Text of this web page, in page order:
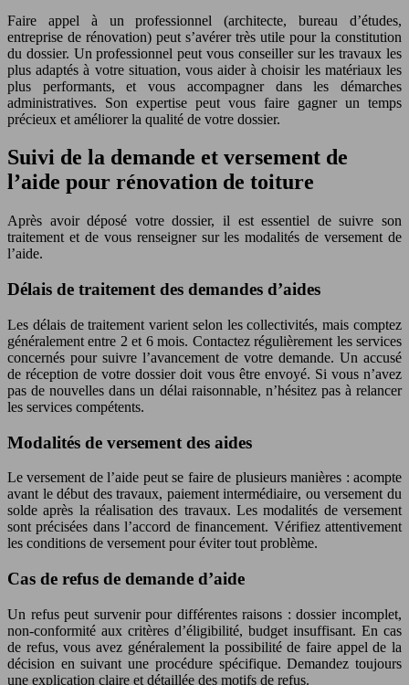
Faire appel à un professionnel (architecte, bureau d’études,
entreprise de rénovation) peut s’avérer très utile pour la constitution
du dossier. Un professionnel peut vous conseiller sur les travaux les
plus adaptés à votre situation, vous aider à choisir les matériaux les
plus performants, et vous accompagner dans les démarches
administratives. Son expertise peut vous faire gagner un temps
précieux et améliorer la qualité de votre dossier.
Suivi de la demande et versement de
l’aide pour rénovation de toiture
Après avoir déposé votre dossier, il est essentiel de suivre son
traitement et de vous renseigner sur les modalités de versement de
l’aide.
Délais de traitement des demandes d’aides
Les délais de traitement varient selon les collectivités, mais comptez
généralement entre 2 et 6 mois. Contactez régulièrement les services
concernés pour suivre l’avancement de votre demande. Un accusé
de réception de votre dossier doit vous être envoyé. Si vous n’avez
pas de nouvelles dans un délai raisonnable, n’hésitez pas à relancer
les services compétents.
Modalités de versement des aides
Le versement de l’aide peut se faire de plusieurs manières : acompte
avant le début des travaux, paiement intermédiaire, ou versement du
solde après la réalisation des travaux. Les modalités de versement
sont précisées dans l’accord de financement. Vérifiez attentivement
les conditions de versement pour éviter tout problème.
Cas de refus de demande d’aide
Un refus peut survenir pour différentes raisons : dossier incomplet,
non-conformité aux critères d’éligibilité, budget insuffisant. En cas
de refus, vous avez généralement la possibilité de faire appel de la
décision en suivant une procédure spécifique. Demandez toujours
une explication claire et détaillée des motifs de refus.